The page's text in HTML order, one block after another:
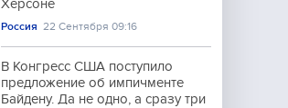
Херсоне
Россия 22 Сентября 09:16
В Конгресс США поступило
предложение об импичменте
Байдену. Да не одно, а сразу три